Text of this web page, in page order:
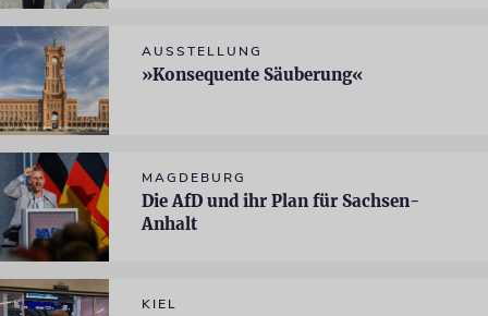
AUSSTELLUNG
»Konsequente Säuberung«
MAGDEBURG
Die AfD und ihr Plan für Sachsen-
Anhalt
KIEL